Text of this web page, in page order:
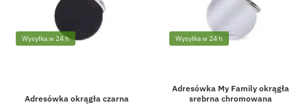
Wysyłka w 24 h
Adresówka okrągła czarna
Wysyłka w 24 h
Adresówka My Family okrągła
srebrna chromowana